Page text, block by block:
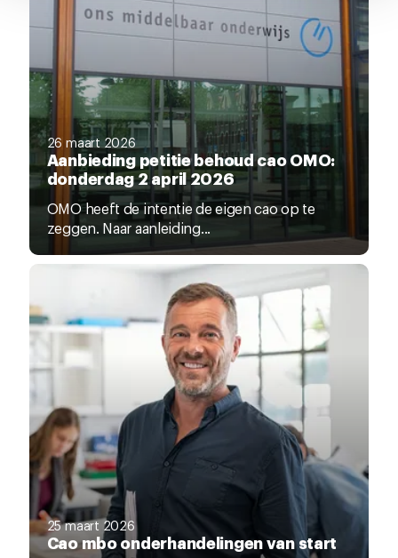
26 maart 2026
Aanbieding petitie behoud cao OMO:
donderdag 2 april 2026
OMO heeft de intentie de eigen cao op te
zeggen. Naar aanleiding...
25 maart 2026
Cao mbo onderhandelingen van start